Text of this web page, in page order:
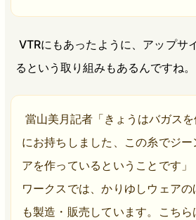
VTRにもあったように、アップサ
るという取り組みもあるんですね。
當山美月記者「きょうはバガス
にお持ちしました、この糸でジ
アを作っているということです
ワークスでは、かりゆしウェア
も製造・販売しています。こち